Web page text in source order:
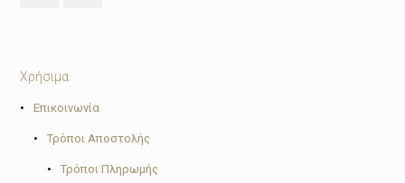
Χρήσιμα
• Επικοινωνία
• Τρόποι Αποστολής
• Τρόποι Πληρωμής